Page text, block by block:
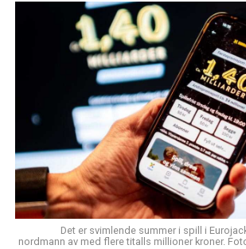
Det er svimlende summer i spill i
nordmann av med flere titalls millioner kroner.